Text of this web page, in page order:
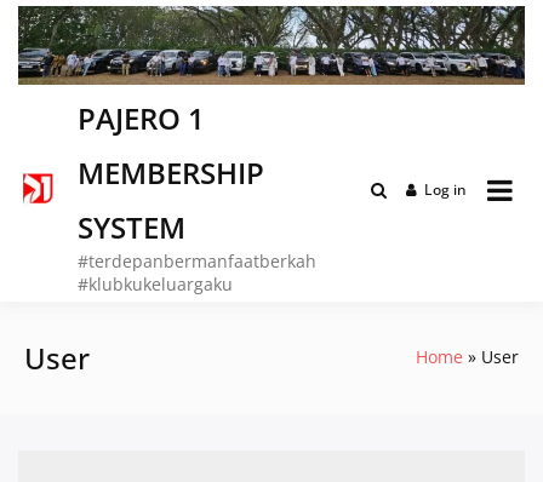
Skip
content
PAJERO 1
MEMBERSHIP
SYSTEM
#terdepanbermanfaatberkah
#klubkukeluargaku
Log in
User Home User